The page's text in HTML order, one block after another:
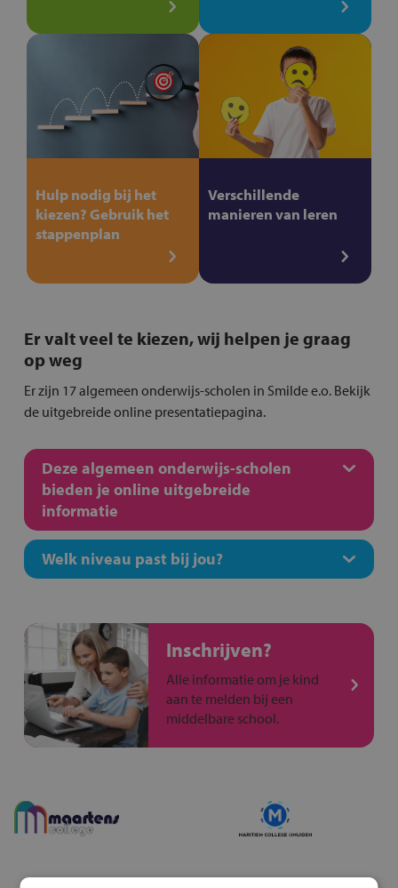
Hulp nodig bij het
kiezen? Gebruik het
stappenplan
Verschillende
manieren van leren
Er valt veel te kiezen, wij helpen je graag
op weg
Er zijn 17 algemeen onderwijs-scholen in Smilde e.o. Bekijk
de uitgebreide online presentatiepagina.
Deze algemeen onderwijs-scholen
bieden je online uitgebreide
informatie
Welk niveau past bij jou?
Inschrijven?
Alle informatie om je kind
aan te melden bij een
middelbare school.